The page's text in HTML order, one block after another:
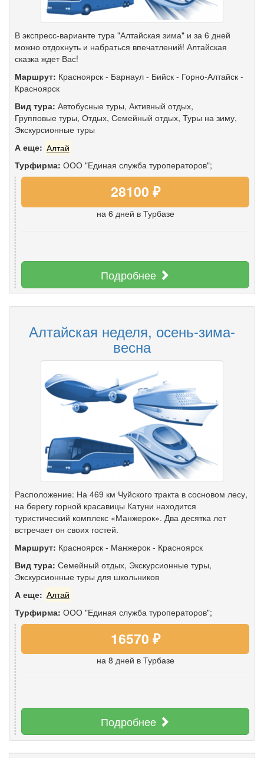
В экспресс-варианте тура "Алтайская зима" и за 6 дней
можно отдохнуть и набраться впечатлений! Алтайская
сказка ждет Вас!
Маршрут: Красноярск - Барнаул - Бийск - Горно-Алтайск -
Красноярск
Вид тура: Автобусные туры, Активный отдых,
Групповые туры, Отдых, Семейный отдых, Туры на зиму,
Экскурсионные туры
А еще: Алтай
Турфирма: ООО "Единая служба туроператоров";
28100 ₽
на 6 дней в Турбазе
Подробнее
Алтайская неделя, осень-зима-
весна
Расположение: На 469 км Чуйского тракта в сосновом лесу,
на берегу горной красавицы Катуни находится
туристический комплекс «Манжерок». Два десятка лет
встречает он своих гостей.
Маршрут: Красноярск - Манжерок - Красноярск
Вид тура: Семейный отдых, Экскурсионные туры,
Экскурсионные туры для школьников
А еще: Алтай
Турфирма: ООО "Единая служба туроператоров";
16570 ₽
на 8 дней в Турбазе
Подробнее